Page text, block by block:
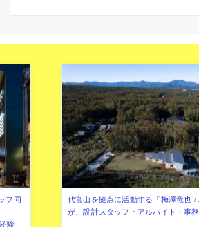
を募集中
フ同
験
代官山を拠点に活動する「梅澤竜也 /
が、設計スタッフ・アルバイト・事